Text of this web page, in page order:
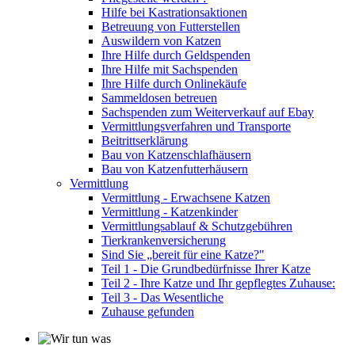
Hilfe bei Kastrationsaktionen
Betreuung von Futterstellen
Auswildern von Katzen
Ihre Hilfe durch Geldspenden
Ihre Hilfe mit Sachspenden
Ihre Hilfe durch Onlinekäufe
Sammeldosen betreuen
Sachspenden zum Weiterverkauf auf Ebay
Vermittlungsverfahren und Transporte
Beitrittserklärung
Bau von Katzenschlafhäusern
Bau von Katzenfutterhäusern
Vermittlung
Vermittlung - Erwachsene Katzen
Vermittlung - Katzenkinder
Vermittlungsablauf & Schutzgebühren
Tierkrankenversicherung
Sind Sie „bereit für eine Katze?"
Teil 1 - Die Grundbedürfnisse Ihrer Katze
Teil 2 - Ihre Katze und Ihr gepflegtes Zuhause:
Teil 3 - Das Wesentliche
Zuhause gefunden